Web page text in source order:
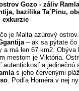
Gozo - záliv
bazilika Ta´Pinu,
exkurzie
je Malta azúrový ostrov.
– ak sa pýtate
a má len 67 km2. Obýva
mestom je Viktória.
autentickosť a jedinečnú
s jeho červenými
. Podľa Homéra v nej